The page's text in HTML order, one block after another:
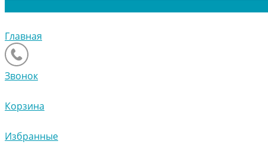
Главная
Звонок
Корзина
Избранные